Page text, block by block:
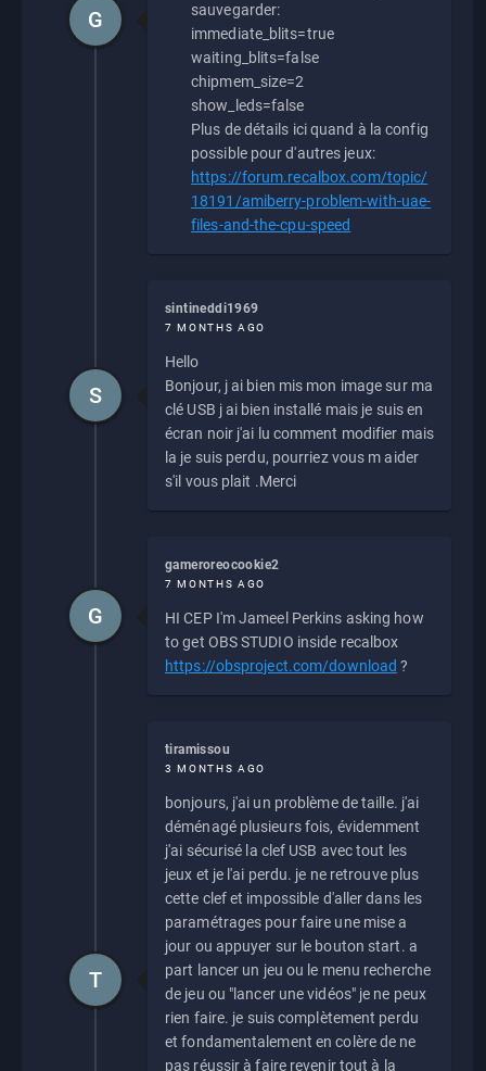
sauvegarder:
immediate_blits=true
waiting_blits=false
chipmem_size=2
show_leds=false
Plus de détails ici quand à la config
possible pour d'autres jeux:
https://forum.recalbox.com/topic/
18191/amiberry-problem-with-uae-
files-and-the-cpu-speed
G
sintineddi1969
7 MONTHS AGO
Hello
Bonjour, j ai bien mis mon image sur ma
clé USB j ai bien installé mais je suis en
écran noir j'ai lu comment modifier mais
la je suis perdu, pourriez vous m aider
s'il vous plait .Merci
S
gameroreocookie2
7 MONTHS AGO
HI CEP I'm Jameel Perkins asking how
to get OBS STUDIO inside recalbox
https://obsproject.com/download ?
G
tiramissou
3 MONTHS AGO
bonjours, j'ai un problème de taille. j'ai
déménagé plusieurs fois, évidemment
j'ai sécurisé la clef USB avec tout les
jeux et je l'ai perdu. je ne retrouve plus
cette clef et impossible d'aller dans les
paramétrages pour faire une mise a
jour ou appuyer sur le bouton start. a
part lancer un jeu ou le menu recherche
de jeu ou "lancer une vidéos" je ne peux
rien faire. je suis complètement perdu
et fondamentalement en colère de ne
pas réussir à faire revenir tout à la
T